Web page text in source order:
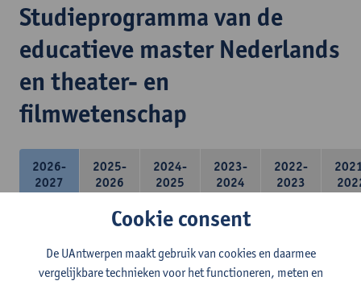
Studieprogramma van de
educatieve master Nederlands
en theater- en
filmwetenschap
2026-
2027
2025-
2026
2024-
2025
2023-
2024
2022-
2023
- Optie A : je kiest twee vakdidactieken
- Optie B: je kiest één vakdidactiek en een profilering
Cookie consent
De UAntwerpen maakt gebruik van cookies en daarmee
vergelijkbare technieken voor het functioneren, meten en